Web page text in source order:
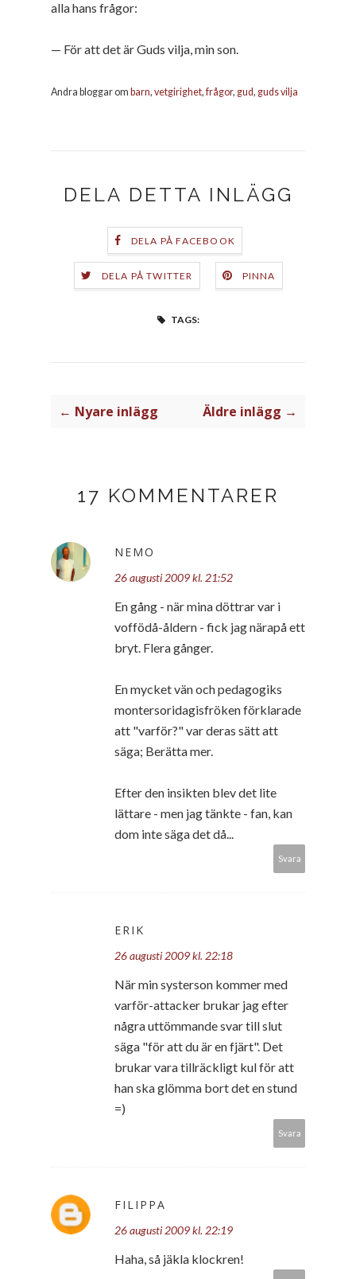
alla hans frågor:
— För att det är Guds vilja, min son.
Andra bloggar om barn, vetgirighet,frågor, gud, guds vilja
DELA DETTA INLÄGG
DELA PÅ FACEBOOK
DELA PÅ TWITTER PINNA
TAGS:
← Nyare inlägg Äldre inlägg →
17 KOMMENTARER
NEMO
26 augusti 2009 kl. 21:52
En gång - när mina döttrar var i
voffödå-åldern - fick jag närapå ett
bryt. Flera gånger.
En mycket vän och pedagogiks
montersoridagisfröken förklarade
att "varför?" var deras sätt att
säga; Berätta mer.
Efter den insikten blev det lite
lättare - men jag tänkte - fan, kan
dom inte säga det då...
Svara
ERIK
26 augusti 2009 kl. 22:18
När min systerson kommer med
varför-attacker brukar jag efter
några uttömmande svar till slut
säga "för att du är en fjärt". Det
brukar vara tillräckligt kul för att
han ska glömma bort det en stund
=)
Svara
FILIPPA
26 augusti 2009 kl. 22:19
Haha, så jäkla klockren!